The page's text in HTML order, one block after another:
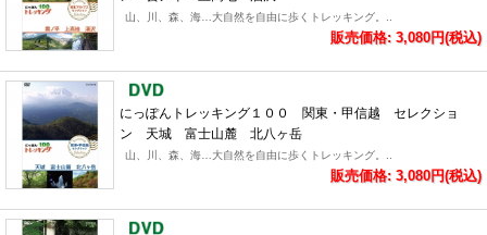
山、川、森、海…大自然を自由に歩くトレッキング。..
販売価格: 3,080円(税込)
にっぽんトレッキング１００ 関東・甲信越 セレクショ
ン 天城 富士山麓 北八ヶ岳
山、川、森、海…大自然を自由に歩くトレッキング。..
販売価格: 3,080円(税込)